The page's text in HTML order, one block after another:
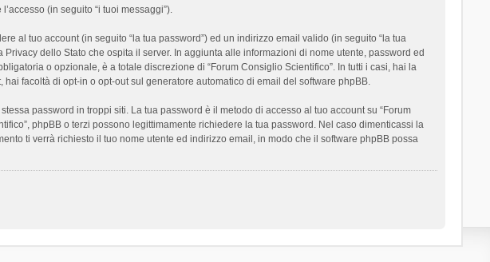
(in seguito “i tuoi messaggi”).
al tuo account (in seguito “la tua password”) ed un indirizzo email valido (in seguito “la tua
dello Stato che ospita il server. In aggiunta alle informazioni di nome utente, password ed
o opzionale, è a totale discrezione di “Forum Consiglio Scientifico”. In tutti i casi, hai la
facoltà di opt-in o opt-out sul generatore automatico di email del software phpBB.
password in troppi siti. La tua password è il metodo di accesso al tuo account su “Forum
phpBB o terzi possono legittimamente richiedere la tua password. Nel caso dimenticassi la
ti verrà richiesto il tuo nome utente ed indirizzo email, in modo che il software phpBB possa